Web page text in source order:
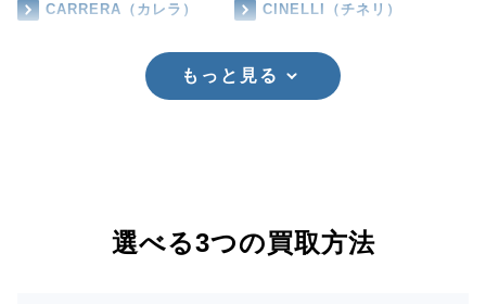
CARRERA（カレラ） CINELLI（チネリ）
もっと見る
選べる3つの買取方法